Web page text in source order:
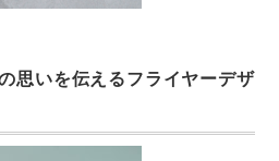
思いを伝えるフライヤーデザ